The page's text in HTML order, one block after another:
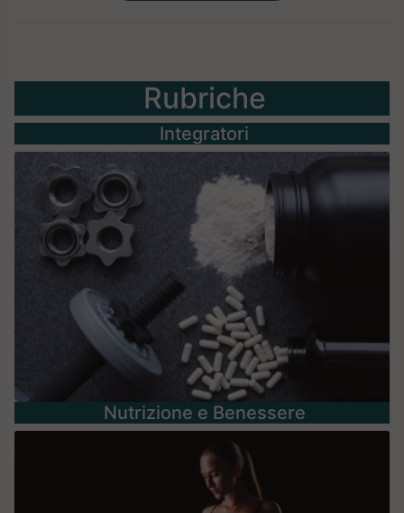
Rubriche
Integratori
Nutrizione e Benessere